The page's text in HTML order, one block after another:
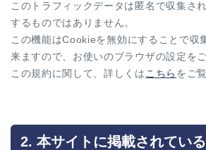
このトラフィックデータは匿名で収集さ
するものではありません。
この機能はCookieを無効にすることで収
来ますので、お使いのブラウザの設定を
この規約に関して、詳しくは こちら をご
2. 本サイトに掲載されてい